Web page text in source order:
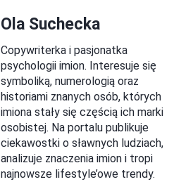
Ola Suchecka
Copywriterka i pasjonatka
psychologii imion. Interesuje się
symboliką, numerologią oraz
historiami znanych osób, których
imiona stały się częścią ich marki
osobistej. Na portalu publikuje
ciekawostki o sławnych ludziach,
analizuje znaczenia imion i tropi
najnowsze lifestyle’owe trendy.